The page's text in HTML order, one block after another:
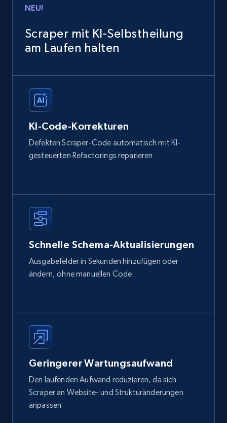
NEU!
Scraper mit KI-Selbstheilung
am Laufen halten
KI-Code-Korrekturen
Defekten Scraper-Code automatisch mit KI-
gesteuerten Refactorings reparieren
Schnelle Schema-Aktualisierungen
Ausgabefelder in Sekunden hinzufügen oder
ändern, ohne manuellen Code
Geringerer Wartungsaufwand
Den laufenden Aufwand reduzieren, da sich
Scraper an Website- und Strukturänderungen
anpassen